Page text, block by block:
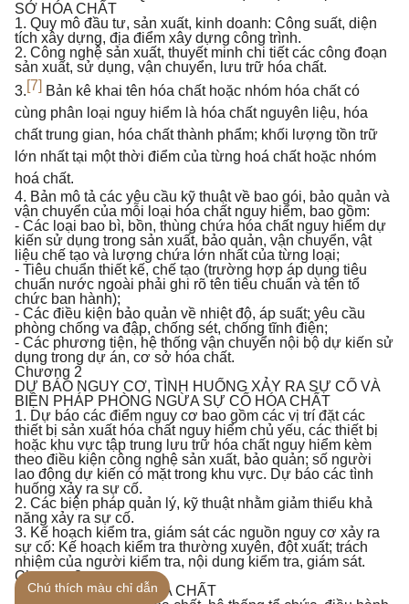
SỞ HÓA CHẤT
1. Quy mô đầu tư, sản xuất, kinh doanh: Công suất, diện
tích xây dựng, địa điểm xây dựng công trình.
2. Công nghệ sản xuất, thuyết minh chi tiết các công đoạn
sản xuất, sử dụng, vận chuyển, lưu trữ hóa chất.
3.[7] Bản kê khai tên hóa chất hoặc nhóm hóa chất có
cùng phân loại nguy hiểm là hóa chất nguyên liệu, hóa
chất trung gian, hóa chất thành phẩm; khối lượng tồn trữ
lớn nhất tại một thời điểm của từng hoá chất hoặc nhóm
hoá chất.
4. Bản mô tả các yêu cầu kỹ thuật về bao gói, bảo quản và
vận chuyển của mỗi loại hóa chất nguy hiểm, bao gồm:
- Các loại bao bì, bồn, thùng chứa hóa chất nguy hiểm dự
kiến sử dụng trong sản xuất, bảo quản, vận chuyển, vật
liệu chế tạo và lượng chứa lớn nhất của từng loại;
- Tiêu chuẩn thiết kế, chế tạo (trường hợp áp dụng tiêu
chuẩn nước ngoài phải ghi rõ tên tiêu chuẩn và tên tổ
chức ban hành);
- Các điều kiện bảo quản về nhiệt độ, áp suất; yêu cầu
phòng chống va đập, chống sét, chống tĩnh điện;
- Các phương tiện, hệ thống vận chuyển nội bộ dự kiến sử
dụng trong dự án, cơ sở hóa chất.
Chương 2
DỰ BÁO NGUY CƠ, TÌNH HUỐNG XẢY RA SỰ CỐ VÀ
BIỆN PHÁP PHÒNG NGỪA SỰ CỐ HÓA CHẤT
1. Dự báo các điểm nguy cơ bao gồm các vị trí đặt các
thiết bị sản xuất hóa chất nguy hiểm chủ yếu, các thiết bị
hoặc khu vực tập trung lưu trữ hóa chất nguy hiểm kèm
theo điều kiện công nghệ sản xuất, bảo quản; số người
lao động dự kiến có mặt trong khu vực. Dự báo các tình
huống xảy ra sự cố.
2. Các biện pháp quản lý, kỹ thuật nhằm giảm thiểu khả
năng xảy ra sự cố.
3. Kế hoạch kiểm tra, giám sát các nguồn nguy cơ xảy ra
sự cố: Kế hoạch kiểm tra thường xuyên, đột xuất; trách
nhiệm của người kiểm tra, nội dung kiểm tra, giám sát.
Chương 3
ỨNG PHÓ SỰ CỐ HÓA CHẤT
Chú thích màu chỉ dẫn